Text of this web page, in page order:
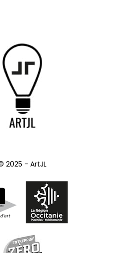
2025 - ArtJL